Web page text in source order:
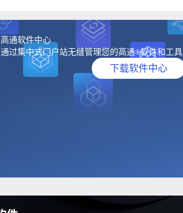
高通软件中心
通过集中式门户站无缝管理您的高通®软件和工具
下载软件中心